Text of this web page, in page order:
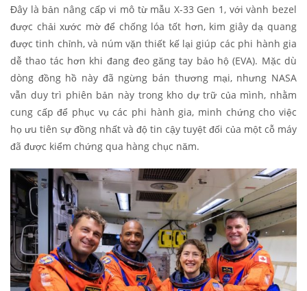
Đây là bản nâng cấp vi mô từ mẫu X-33 Gen 1, với vành bezel
được chải xước mờ để chống lóa tốt hơn, kim giây dạ quang
được tinh chỉnh, và núm vặn thiết kế lại giúp các phi hành gia
dễ thao tác hơn khi đang đeo găng tay bảo hộ (EVA). Mặc dù
dòng đồng hồ này đã ngừng bán thương mại, nhưng NASA
vẫn duy trì phiên bản này trong kho dự trữ của mình, nhằm
cung cấp để phục vụ các phi hành gia, minh chứng cho việc
họ ưu tiên sự đồng nhất và độ tin cậy tuyệt đối của một cỗ máy
đã được kiểm chứng qua hàng chục năm.